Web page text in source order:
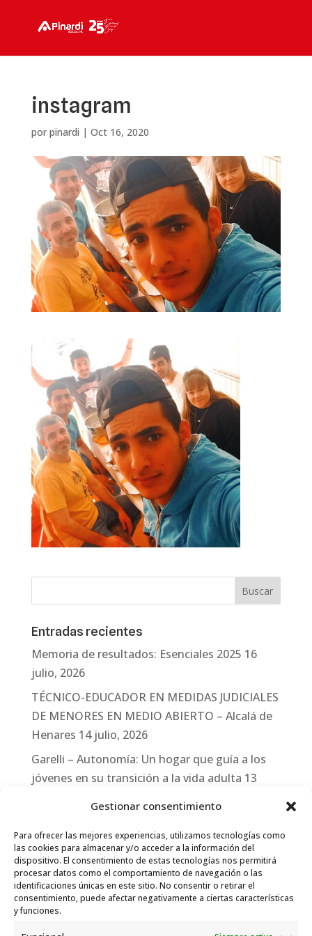
Gestionar consentimiento
Para ofrecer las mejores experiencias, utilizamos tecnologías como
las cookies para almacenar y/o acceder a la información del
dispositivo. El consentimiento de estas tecnologías nos permitirá
procesar datos como el comportamiento de navegación o las
identificaciones únicas en este sitio. No consentir o retirar el
consentimiento, puede afectar negativamente a ciertas características
y funciones.
instagram
por pinardi | Oct 16, 2020
Entradas recientes
Memoria de resultados: Esenciales 2025 16
julio, 2026
TÉCNICO-EDUCADOR EN MEDIDAS JUDICIALES
DE MENORES EN MEDIO ABIERTO – Alcalá de
Henares 14 julio, 2026
Garelli – Autonomía: Un hogar que guía a los
jóvenes en su transición a la vida adulta 13
Garelli-Refugio: Acciones de empleo en el
marco del Sistema de Acogida de Protección
Internacional 10 julio, 2026